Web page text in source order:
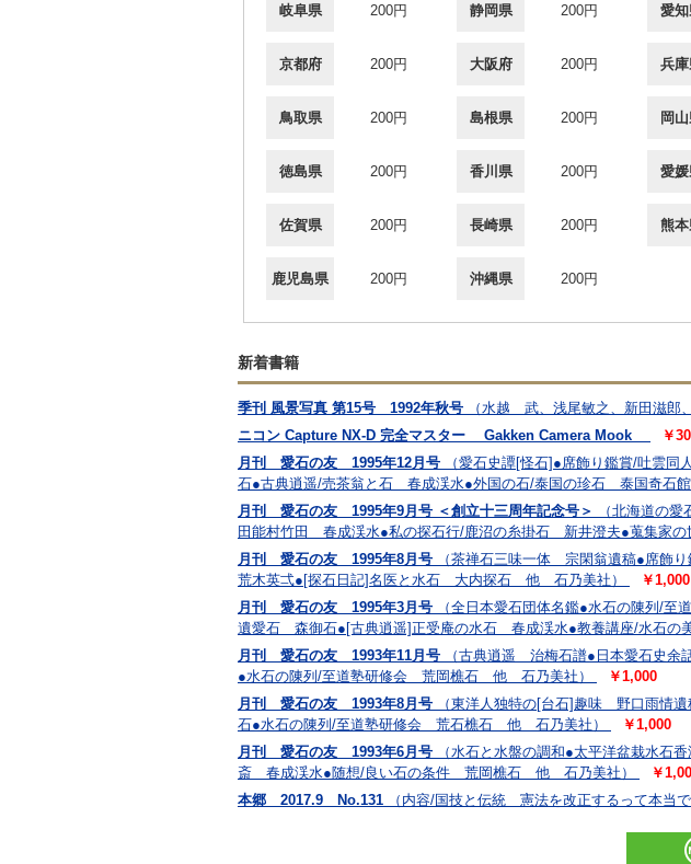
岐阜県 200円 静岡県 200円 愛
京都府 200円 大阪府 200円 兵
鳥取県 200円 島根県 200円 岡
徳島県 200円 香川県 200円 愛
佐賀県 200円 長崎県 200円 熊
鹿児島県 200円 沖縄県 200円
新着書籍
季刊 風景写真 第15号 1992年秋号 （水越 武、浅尾敏之、新田滋郎
ニコン Capture NX-D 完全マスター Gakken Camera Mook
￥
月刊 愛石の友 1995年12月号
（愛石史譚[怪石]●席飾り鑑賞/吐雲
石●古典逍遥/売茶翁と石 春成渓水●外国の石/泰国の珍石 泰国奇石
月刊 愛石の友 1995年9月号 ＜創立十三周年記念号＞
（北海道の
田能村竹田 春成渓水●私の探石行/鹿沼の糸掛石 新井澄夫●蒐集家
月刊 愛石の友 1995年8月号
（茶禅石三味一体 宗閑翁遺稿●席飾
荒木英弌●[探石日記]名医と水石 大内探石 他 石乃美社）
￥1,000
月刊 愛石の友 1995年3月号
（全日本愛石団体名鑑●水石の陳列/
遺愛石 森御石●[古典逍遥]正受庵の水石 春成渓水●教養講座/水石
月刊 愛石の友 1993年11月号
（古典逍遥 治梅石譜●日本愛石史
●水石の陳列/至道塾研修会 荒岡樵石 他 石乃美社）
￥1,000
月刊 愛石の友 1993年8月号
（東洋人独特の[台石]趣味 野口雨情
石●水石の陳列/至道塾研修会 荒石樵石 他 石乃美社）
￥1,000
月刊 愛石の友 1993年6月号
（水石と水盤の調和●太平洋盆栽水
斎 春成渓水●随想/良い石の条件 荒岡樵石 他 石乃美社）
￥
本郷 2017.9 No.131
（内容/国技と伝統 憲法を改正するって本